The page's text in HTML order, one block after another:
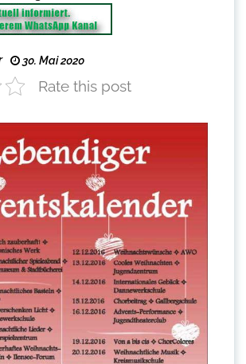
30. Mai 2020
Rate this post